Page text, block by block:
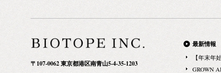
コメヌカ油
ル、トコフ
油、フウセ
成分 STOP
ており、そ
根と、ステン
この週末に青
〒107-0062 東京都港区南青山5-4-35-1203
最新情報
【年末年
GROWN